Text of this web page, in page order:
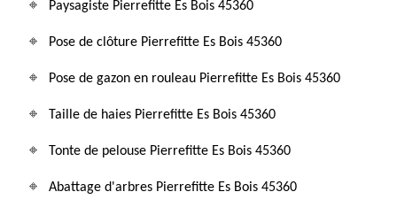
Paysagiste Pierrefitte Es Bois 45360
Pose de clôture Pierrefitte Es Bois 45360
Pose de gazon en rouleau Pierrefitte Es Bois 45360
Taille de haies Pierrefitte Es Bois 45360
Tonte de pelouse Pierrefitte Es Bois 45360
Abattage d'arbres Pierrefitte Es Bois 45360